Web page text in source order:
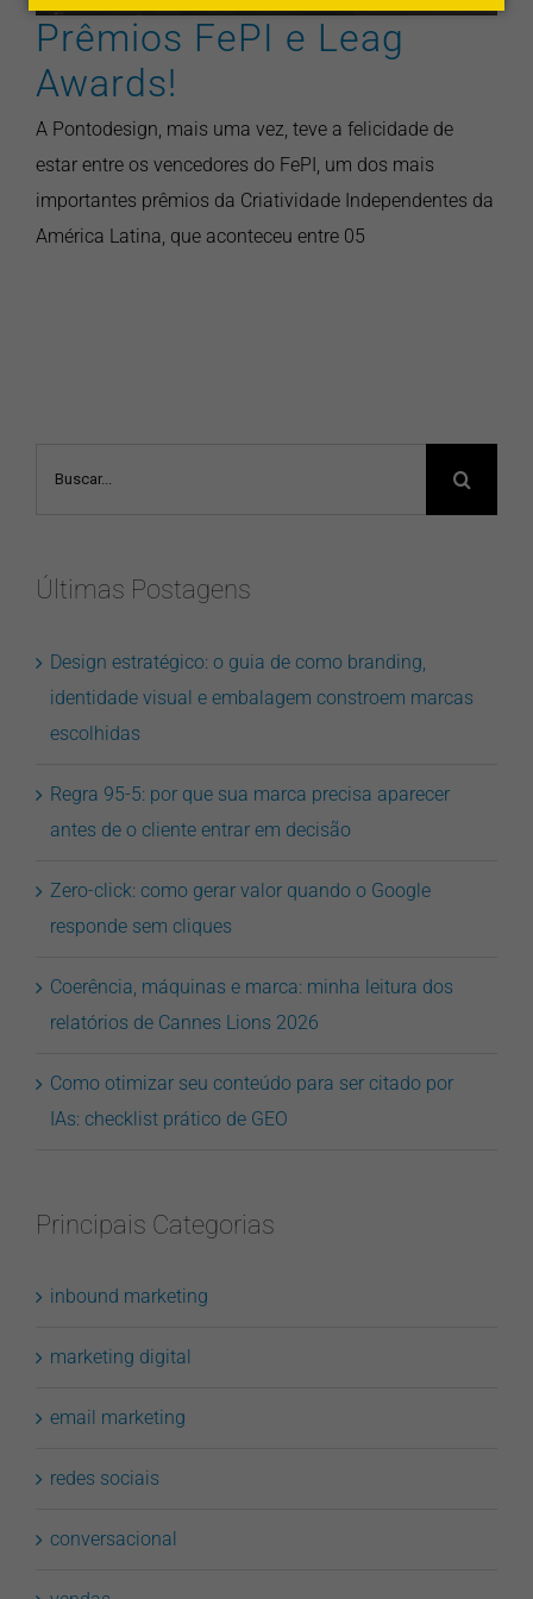
Prêmios FePI e Leag
Awards!
A Pontodesign, mais uma vez, teve a felicidade de
estar entre os vencedores do FePI, um dos mais
importantes prêmios da Criatividade Independentes da
América Latina, que aconteceu entre 05
Últimas Postagens
Design estratégico: o guia de como branding,
identidade visual e embalagem constroem marcas
escolhidas
Regra 95-5: por que sua marca precisa aparecer
antes de o cliente entrar em decisão
Zero-click: como gerar valor quando o Google
responde sem cliques
Coerência, máquinas e marca: minha leitura dos
relatórios de Cannes Lions 2026
Como otimizar seu conteúdo para ser citado por
IAs: checklist prático de GEO
Principais Categorias
inbound marketing
marketing digital
email marketing
redes sociais
conversacional